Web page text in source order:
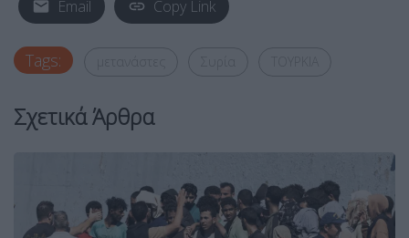
Email Copy Link
Tags:
Σχετικά Άρθρα